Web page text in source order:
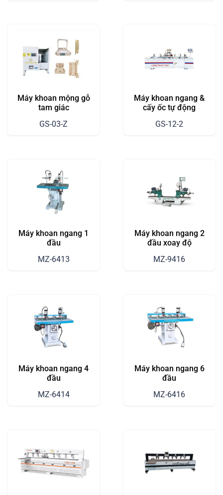
Máy khoan mộng gỗ
tam giác
GS-03-Z
Máy khoan ngang &
cấy ốc tự động
GS-12-2
Máy khoan ngang 1
đầu
MZ-6413
Máy khoan ngang 2
đầu xoay độ
MZ-9416
Máy khoan ngang 4
đầu
MZ-6414
Máy khoan ngang 6
đầu
MZ-6416